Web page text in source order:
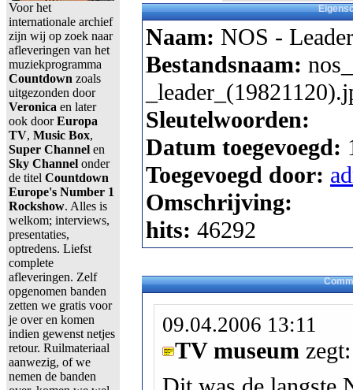
Voor het
internationale archief
zijn wij op zoek naar
afleveringen van het
muziekprogramma
Countdown zoals
uitgezonden door
Veronica en later
ook doorEuropa
TV, Music Box,
Super Channel en
Sky Channel onder
de titel Countdown
Europe's Number 1
Rockshow. Alles is
welkom; interviews,
presentaties,
optredens. Liefst
complete
afleveringen. Zelf
opgenomen banden
zetten we gratis voor
je over en komen
indien gewenst netjes
retour. Ruilmateriaal
aanwezig, of we
nemen de banden
Naam: NOS -
Bestandsnaam:
Sleutelwoorden:
Datum toegevoegd:
Toegevoegd door:
Omschrijving:
hits: 46292
09.04.2006 13:11
TV museum zegt: